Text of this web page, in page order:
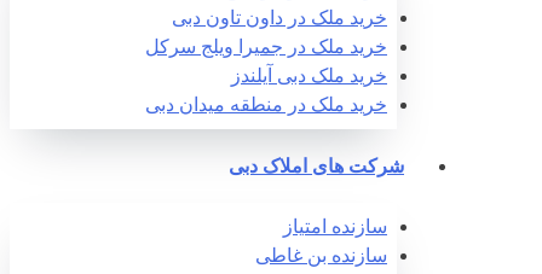
خرید ملک در داون تاون دبی
خرید ملک در جمیرا ویلج سرکل
خرید ملک دبی آیلندز
خرید ملک در منطقه میدان دبی
شرکت های املاک دبی
سازنده امتیاز
سازنده بن غاطی